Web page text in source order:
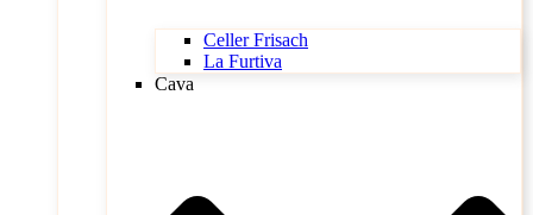
Celler Frisach
La Furtiva
Cava